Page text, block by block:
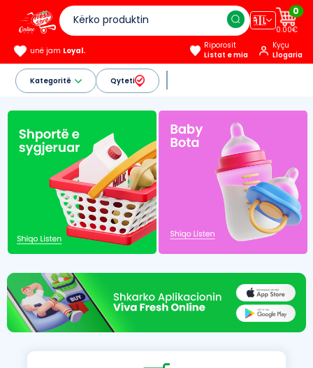
🇦🇱
0
0.00€
unë jam Loyal.
Riporosit
Listat e mia
Kyçu
Llogaria
Kategoritë Qyteti